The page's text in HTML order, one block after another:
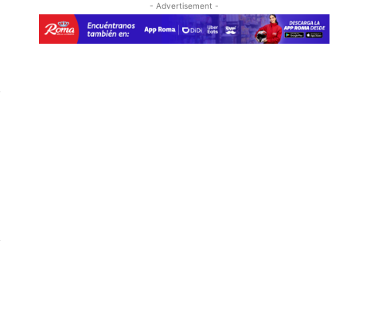
- Advertisement -